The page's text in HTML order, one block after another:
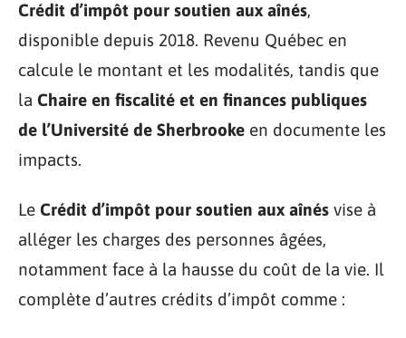
Crédit d’impôt pour soutien aux aînés,
disponible depuis 2018. Revenu Québec en
calcule le montant et les modalités, tandis que
la Chaire en fiscalité et en finances publiques
de l’Université de Sherbrooke en documente les
impacts.
Le Crédit d’impôt pour soutien aux aînés vise à
alléger les charges des personnes âgées,
notamment face à la hausse du coût de la vie. Il
complète d’autres crédits d’impôt comme :